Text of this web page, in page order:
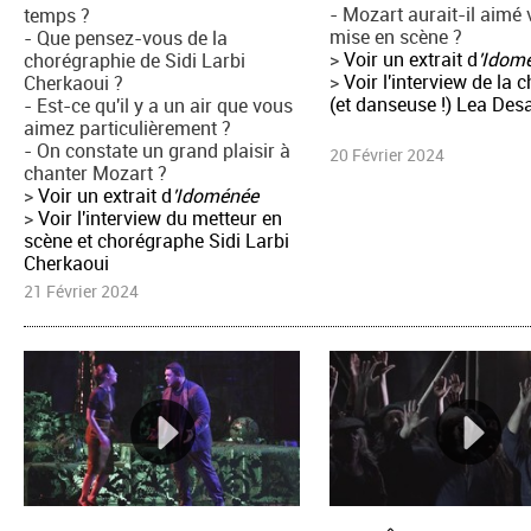
temps ?
- Que pensez-vous de la
chorégraphie de Sidi Larbi
Cherkaoui ?
- Est-ce qu'il y a un air que vous
aimez particulièrement ?
- On constate un grand plaisir à
chanter Mozart ?
>Voir un extrait d'Idoménée
>Voir l'interview du metteur en
scène et chorégraphe Sidi Larbi
Cherkaoui
21 Février 2024
- Mozart aurait-il aimé
mise en scène ?
>Voir un extrait d
>Voir l'interview de la
(et danseuse !) Lea
20 Février 2024